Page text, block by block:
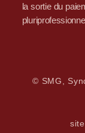
la sortie du
© SMG,